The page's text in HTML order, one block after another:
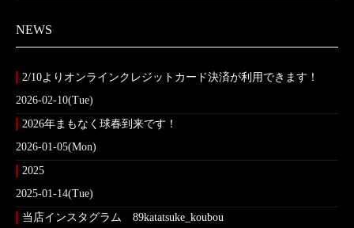
NEWS
2/10よりオンラインクレジットカード決済が利用できます！
2026-02-10(Tue)
2026年まもなく球春到来です！
2026-01-05(Mon)
2025
2025-01-14(Tue)
当店インスタグラム 89katatsuke_koubou